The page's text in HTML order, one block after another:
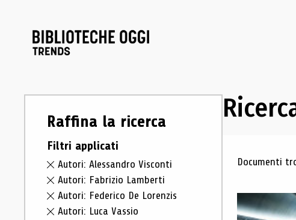
Raffina la ricerca
Filtri applicati
Autori: Alessandro Visconti
Autori: Fabrizio Lamberti
Autori: Federico De Lorenzis
Autori: Luca Vassio
Documenti